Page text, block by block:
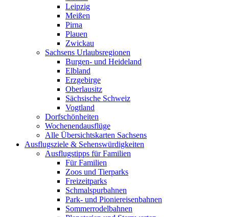
Leipzig
Meißen
Pirna
Plauen
Zwickau
Sachsens Urlaubsregionen
Burgen- und Heideland
Elbland
Erzgebirge
Oberlausitz
Sächsische Schweiz
Vogtland
Dorfschönheiten
Wochenendausflüge
Alle Übersichtskarten Sachsens
Ausflugsziele & Sehenswürdigkeiten
Ausflugstipps für Familien
Für Familien
Zoos und Tierparks
Freizeitparks
Schmalspurbahnen
Park- und Pioniereisenbahnen
Sommerrodelbahnen